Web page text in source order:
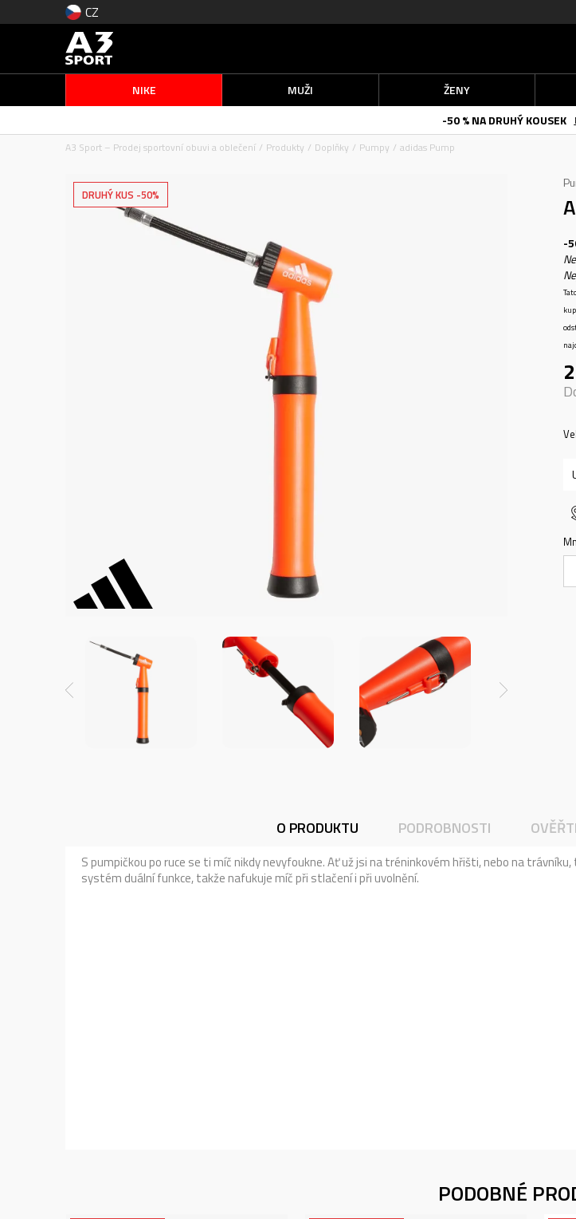
CZ
NIKE MUŽI ŽENY
-50 % NA DRUHÝ KOUSEK
A3 Sport – Prodej sportovní obuvi a oblečení
Produkty Doplňky Pumpy adidas Pump
DRUHÝ KUS -50%
-
O PRODUKTU PODROBNOSTI
S pumpičkou po ruce se ti míč nikdy nevyfoukne. Ať už jsi na tréninkovém hřišti, nebo na
systém duální funkce, takže nafukuje míč při stlačení i při uvolnění.
PODOBNÉ